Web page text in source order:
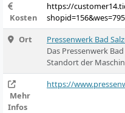
Kosten
https://
Ort
Pressenwerk Bad
Das Pressenwerk
Standort der
Mehr
Infos
https://